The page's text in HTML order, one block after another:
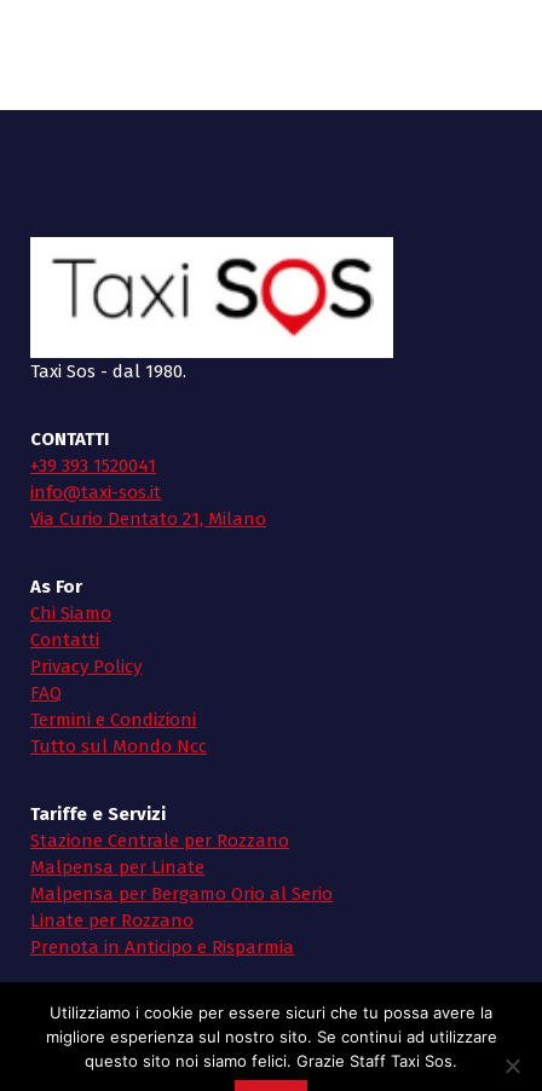
Taxi Sos - dal 1980.
CONTATTI
+39 393 1520041
info@taxi-sos.it
Via Curio Dentato 21, Milano
As For
Chi Siamo
Contatti
Privacy Policy
FAQ
Termini e Condizioni
Tutto sul Mondo Ncc
Tariffe e Servizi
Stazione Centrale per Rozzano
Malpensa per Linate
Malpensa per Bergamo Orio al Serio
Linate per Rozzano
Prenota in Anticipo e Risparmia
Utilizziamo i cookie per essere sicuri che tu possa avere la
migliore esperienza sul nostro sito. Se continui ad utilizzare
questo sito noi siamo felici. Grazie Staff Taxi Sos.